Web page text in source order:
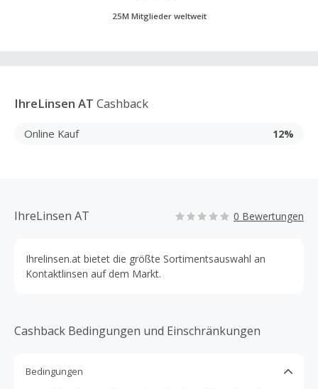
25M Mitglieder weltweit
IhreLinsen AT Cashback
Online Kauf 12%
IhreLinsen AT 0 Bewertungen
Ihrelinsen.at bietet die größte Sortimentsauswahl an
Kontaktlinsen auf dem Markt.
Cashback Bedingungen und Einschränkungen
Bedingungen